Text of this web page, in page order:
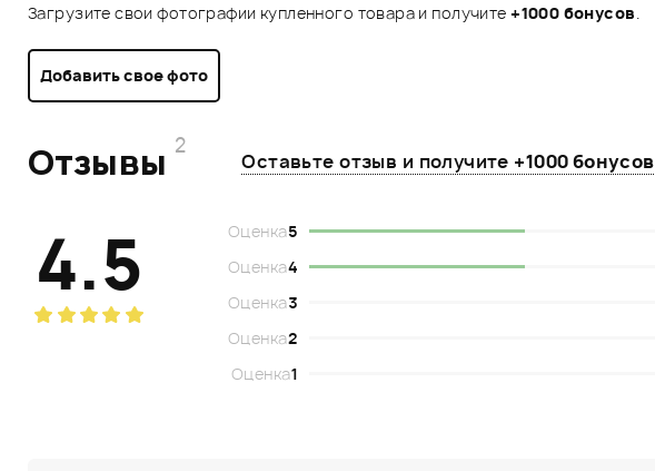
Загрузите свои фотографии купленного товара и получите+1000 бонусов.
Добавить свое фото
Отзывы 2
Оставьте отзыв и получите +1000 бонусов
4.5 Оценка5
Оценка4
Оценка3
Оценка2
Оценка1